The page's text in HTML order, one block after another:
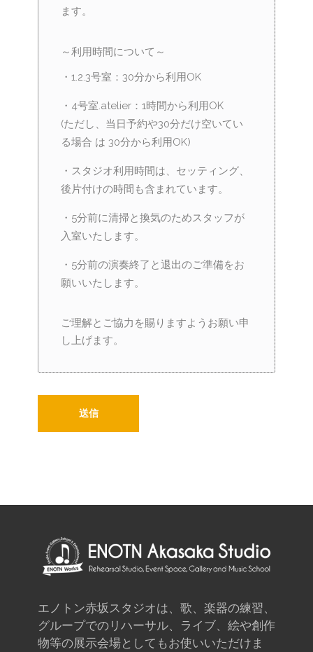
ます。
～利用時間について～
・1.2.3号室：30分から利用OK
・4号室.atelier：1時間から利用OK
(ただし、当日予約や30分だけ空いてい
る場合 は 30分から利用OK)
・スタジオ利用時間は、セッティング、
後片付けの時間も含まれています。
・5分前に清掃と換気のためスタッフが
入室いたします。
・5分前の演奏終了と退出のご準備をお
願いいたします。
ご理解とご協力を賜りますようお願い申
し上げます。
エノトン赤坂スタジオは、歌、楽器の練習、
グループでのリハーサル、ライブ、絵や創作
物等の展示会場としてもお使いいただけま